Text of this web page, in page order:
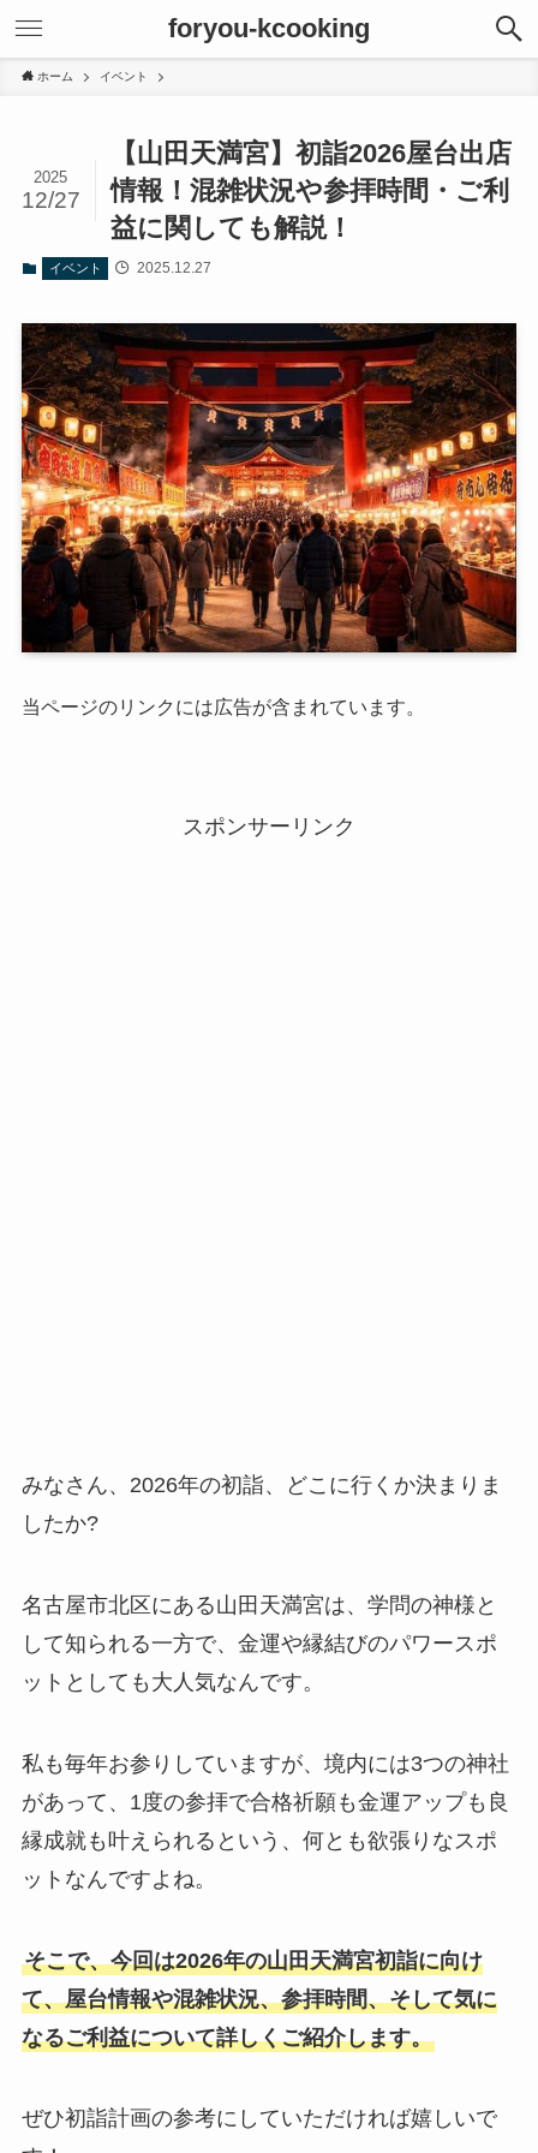
foryou-kcooking
ホーム イベント
【山田天満宮】初詣2026屋台出店
情報！混雑状況や参拝時間・ご利
益に関しても解説！
2025
12/27
イベント 2025.12.27
当ページのリンクには広告が含まれています。
スポンサーリンク
みなさん、2026年の初詣、どこに行くか決まりま
したか?
名古屋市北区にある山田天満宮は、学問の神様と
して知られる一方で、金運や縁結びのパワースポ
ットとしても大人気なんです。
私も毎年お参りしていますが、境内には3つの神社
があって、1度の参拝で合格祈願も金運アップも良
縁成就も叶えられるという、何とも欲張りなスポ
ットなんですよね。
そこで、今回は2026年の山田天満宮初詣に向け
て、屋台情報や混雑状況、参拝時間、そして気に
なるご利益について詳しくご紹介します。
ぜひ初詣計画の参考にしていただければ嬉しいで